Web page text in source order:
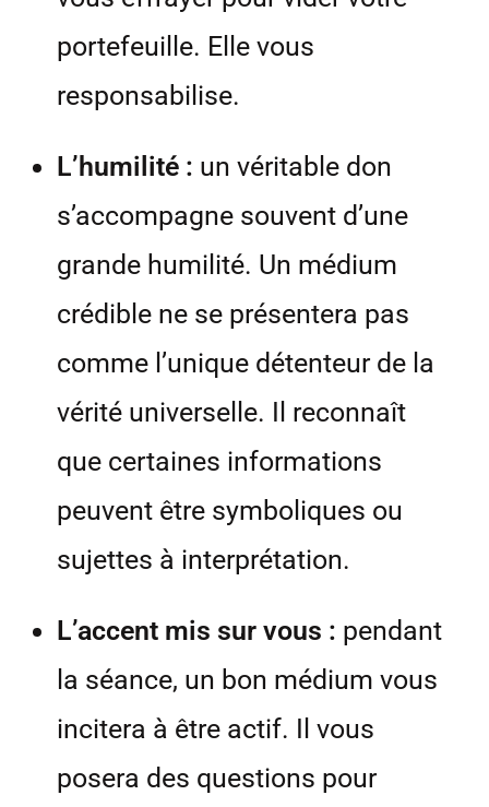
portefeuille. Elle vous
responsabilise.
L’humilité : un véritable don
s’accompagne souvent d’une
grande humilité. Un médium
crédible ne se présentera pas
comme l’unique détenteur de la
vérité universelle. Il reconnaît
que certaines informations
peuvent être symboliques ou
sujettes à interprétation.
L’accent mis sur vous : pendant
la séance, un bon médium vous
incitera à être actif. Il vous
posera des questions pour